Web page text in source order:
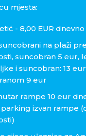
mjesta:
- 8,00 EUR dnevno
na plaži
suncobran 5 eur,
i suncobran: 13
9 eur
rampe 10 eur
izvan rampe